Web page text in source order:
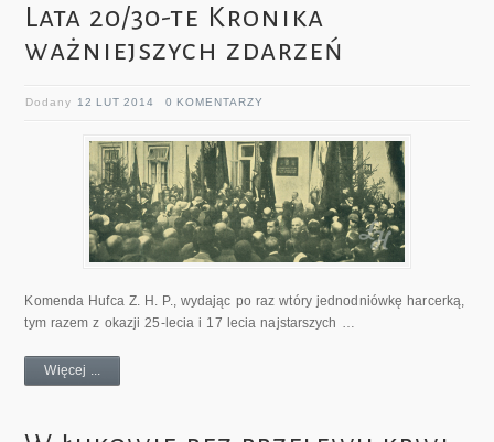
Lata 20/30-te Kronika
ważniejszych zdarzeń
Dodany 12 LUT 2014 0 KOMENTARZY
Komenda Hufca Z. H. P., wydając po raz wtóry jednodniówkę harcerką,
tym razem z okazji 25-lecia i 17 lecia najstarszych …
Więcej ...